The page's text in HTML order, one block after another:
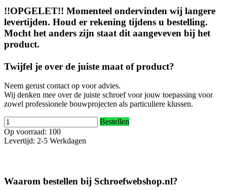
!!OPGELET!! Momenteel ondervinden wij langere
levertijden. Houd er rekening tijdens u bestelling.
Mocht het anders zijn staat dit aangeveven bij het
product.
Twijfel je over de juiste maat of product?
Neem gerust contact op voor advies.
Wij denken mee over de juiste schroef voor jouw toepassing voor
zowel professionele bouwprojecten als particuliere klussen.
Bestellen
Op voorraad: 100
Levertijd: 2-5 Werkdagen
Waarom bestellen bij Schroefwebshop.nl?